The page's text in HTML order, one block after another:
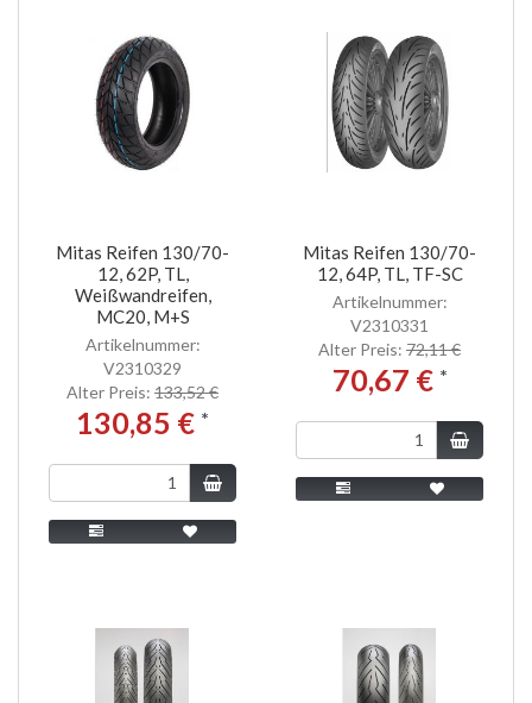
Mitas Reifen 130/70-
12, 62P, TL,
Weißwandreifen,
MC20, M+S
Artikelnummer:
V2310329
Alter Preis: 133,52 €
130,85 € *
Mitas Reifen 130/70-
12, 64P, TL, TF-SC
Artikelnummer:
V2310331
Alter Preis: 72,11 €
70,67 € *